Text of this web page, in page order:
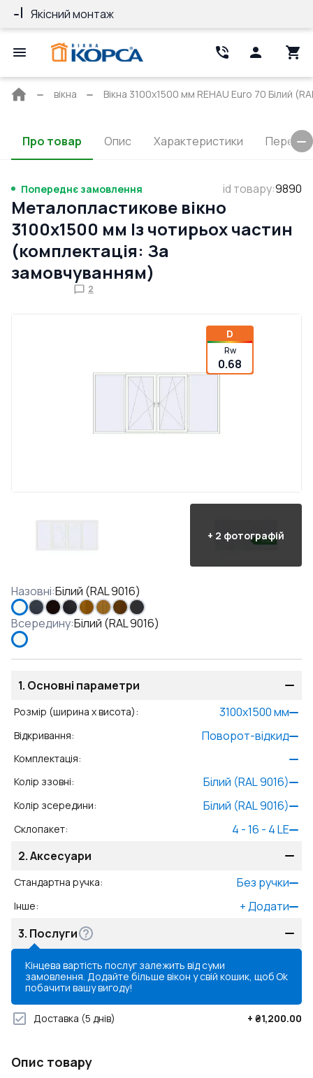
Якісний монтаж
Головна
вікна Вікна 3100x1500 мм REHAU Euro 70 Білий
Про товар Опис Характеристики
Попереднє замовлення id товару:9890
Металопластикове вікно
3100x1500 мм Із чотирьох частин
(комплектація: За
замовчуванням)
2
D
Rw
0.68
+ 2 фотографій
Назовні:Білий (RAL 9016)
Всередину:Білий (RAL 9016)
1. Основні параметри
Розмір (ширина x висота): 3100x1500мм
Відкривання: Поворот-відкид
Комплектація:
Колір ззовні: Білий (RAL 9016)
Колір зсередини: Білий (RAL 9016)
Склопакет:
4 - 16 - 4 LE
2.Аксесуари
Стандартна ручка: Без ручки
Інше: +Додати
3. Послуги
Кінцева вартість послуг залежить від суми
замовлення. Додайте більше вікон у свій кошик, щоб
побачити вашу вигоду!
Ok
Доставка (5 днів) + ₴1,200.00
Опис товару